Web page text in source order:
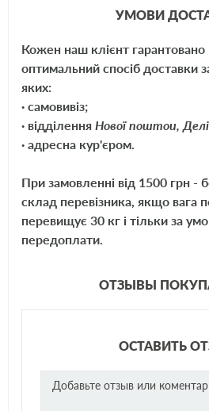
Knecht
Mann
Wix
Purflux
УМОВИ
Кожен наш клієнт гарантовано
оптимальний спосіб доставки
яких:
· самовивіз;
· відділення Нової поштои,
· адресна кур'єром.
При замовленні від 1500 грн -
склад перевізника, якщо вага
перевищує 30 кг і тільки за
передоплати.
ОТЗЫВЫ
ОСТАВИТЬ